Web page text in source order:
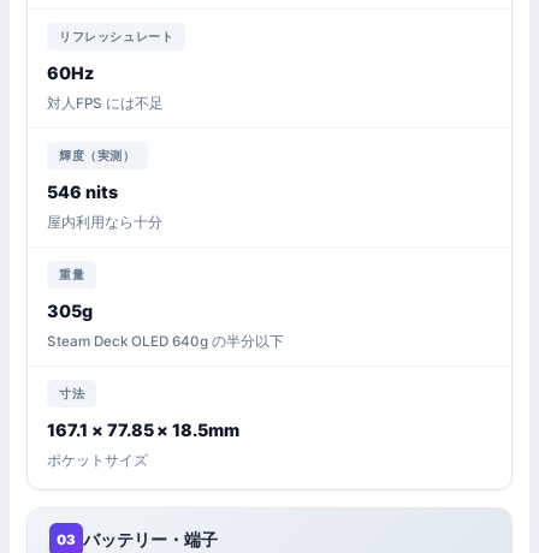
リフレッシュレート
60Hz
対人FPS には不足
輝度（実測）
546 nits
屋内利用なら十分
重量
305g
Steam Deck OLED 640g の半分以下
寸法
167.1 × 77.85 × 18.5mm
ポケットサイズ
03 バッテリー・端子